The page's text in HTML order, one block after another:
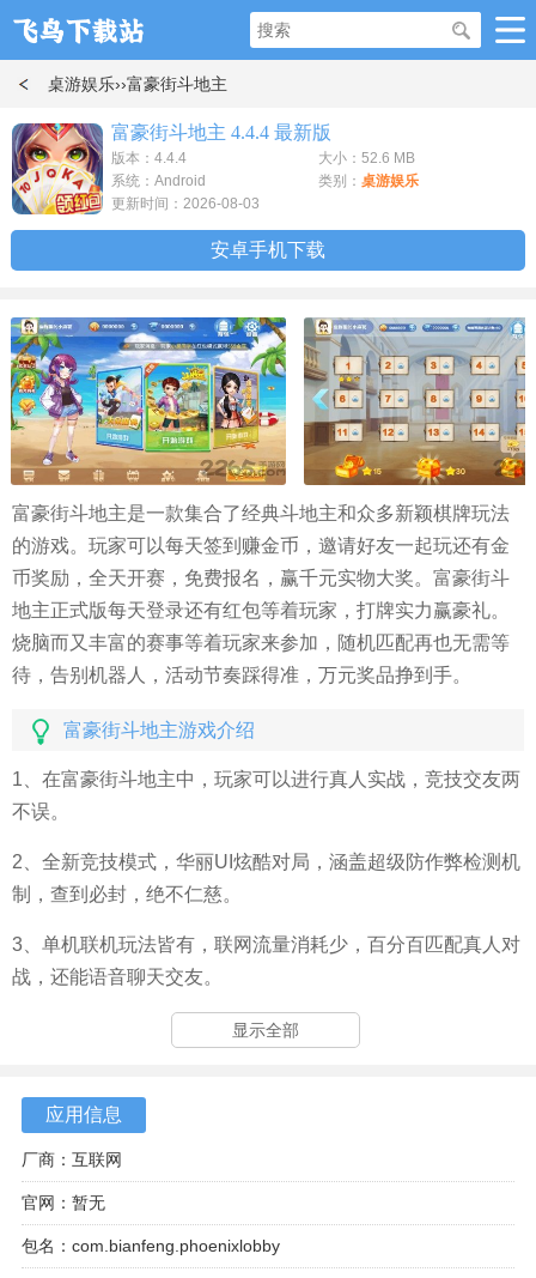
桌游娱乐››富豪街斗地主
富豪街斗地主 4.4.4 最新版
版本：4.4.4
大小：52.6 MB
系统：Android
类别： 桌游娱乐
更新时间：2026-08-03
安卓手机下载
富豪街斗地主是一款集合了经典斗地主和众多新颖棋牌玩法
的游戏。玩家可以每天签到赚金币，邀请好友一起玩还有金
币奖励，全天开赛，免费报名，赢千元实物大奖。富豪街斗
地主正式版每天登录还有红包等着玩家，打牌实力赢豪礼。
烧脑而又丰富的赛事等着玩家来参加，随机匹配再也无需等
待，告别机器人，活动节奏踩得准，万元奖品挣到手。
富豪街斗地主游戏介绍
1、在富豪街斗地主中，玩家可以进行真人实战，竞技交友两
不误。
2、全新竞技模式，华丽UI炫酷对局，涵盖超级防作弊检测机
制，查到必封，绝不仁慈。
3、单机联机玩法皆有，联网流量消耗少，百分百匹配真人对
战，还能语音聊天交友。
显示全部
应用信息
厂商：互联网
官网：暂无
包名：com.bianfeng.phoenixlobby